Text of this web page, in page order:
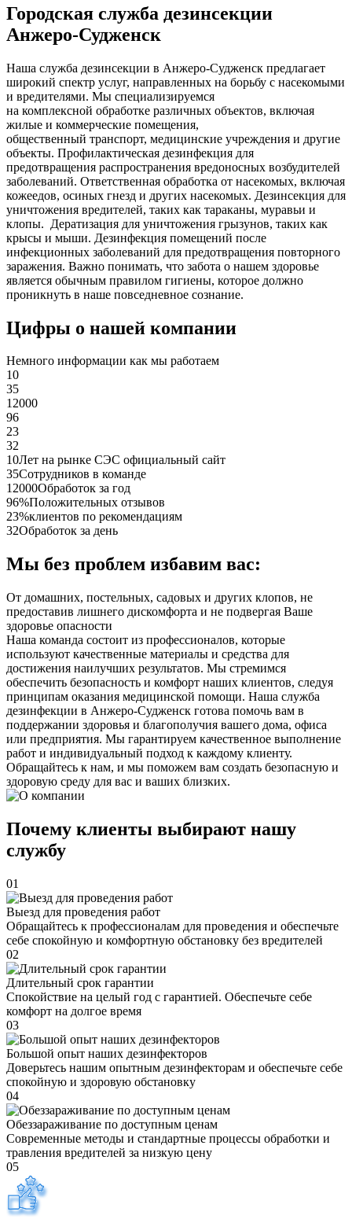
Городская служба дезинсекции
Анжеро-Судженск
Наша служба дезинсекции в Анжеро-Судженск предлагает
широкий спектр услуг, направленных на борьбу с насекомыми
и вредителями. Мы специализируемся
на комплексной обработке различных объектов, включая
жилые и коммерческие помещения,
общественный транспорт, медицинские учреждения и другие
объекты. Профилактическая дезинфекция для
предотвращения распространения вредоносных возбудителей
заболеваний. Ответственная обработка от насекомых, включая
кожеедов, осиных гнезд и других насекомых. Дезинсекция для
уничтожения вредителей, таких как тараканы, муравьи и
клопы. Дератизация для уничтожения грызунов, таких как
крысы и мыши. Дезинфекция помещений после
инфекционных заболеваний для предотвращения повторного
заражения. Важно понимать, что забота о нашем здоровье
является обычным правилом гигиены, которое должно
проникнуть в наше повседневное сознание.
Цифры о нашей компании
Немного информации как мы работаем
10
35
12000
96
23
32
10Лет на рынке СЭС официальный сайт
35Сотрудников в команде
12000Обработок за год
96%Положительных отзывов
23%клиентов по рекомендациям
32Обработок за день
Мы без проблем избавим вас:
От домашних, постельных, садовых и других клопов, не
предоставив лишнего дискомфорта и не подвергая Ваше
здоровье опасности
Наша команда состоит из профессионалов, которые
используют качественные материалы и средства для
достижения наилучших результатов. Мы стремимся
обеспечить безопасность и комфорт наших клиентов, следуя
принципам оказания медицинской помощи. Наша служба
дезинфекции в Анжеро-Судженск готова помочь вам в
поддержании здоровья и благополучия вашего дома, офиса
или предприятия. Мы гарантируем качественное выполнение
работ и индивидуальный подход к каждому клиенту.
Обращайтесь к нам, и мы поможем вам создать безопасную и
здоровую среду для вас и ваших близких.
Почему клиенты выбирают нашу
службу
01
Выезд для проведения работ
Обращайтесь к профессионалам для проведения и обеспечьте
себе спокойную и комфортную обстановку без вредителей
02
Длительный срок гарантии
Спокойствие на целый год с гарантией. Обеспечьте себе
комфорт на долгое время
03
Большой опыт наших дезинфекторов
Доверьтесь нашим опытным дезинфекторам и обеспечьте себе
спокойную и здоровую обстановку
04
Обеззараживание по доступным ценам
Современные методы и стандартные процессы обработки и
травления вредителей за низкую цену
05